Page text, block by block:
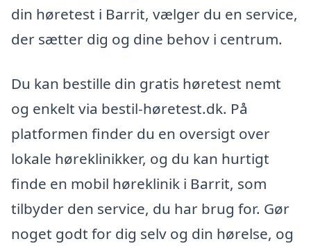
din høretest i Barrit, vælger du en service,
der sætter dig og dine behov i centrum.
Du kan bestille din gratis høretest nemt
og enkelt via bestil-høretest.dk. På
platformen finder du en oversigt over
lokale høreklinikker, og du kan hurtigt
finde en mobil høreklinik i Barrit, som
tilbyder den service, du har brug for. Gør
noget godt for dig selv og din hørelse, og